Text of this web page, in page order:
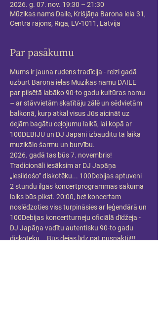
2026. g. 07. nov. 19:30 – 21:30
Mūzikas nams Daile, Krišjāņa Barona iela 31,
Centra rajons, Rīga, LV-1011, Latvija
Par pasākumu
Mums ir jauna rudens tradīcija - reizi gadā
uzburt Barona ielas Mūzikas namu DAILE
par pilsētā labāko 90-to gadu kultūras namu
– ar stāvvietām skatītāju zālē un sēdvietām
balkonā, kurp atkal visus Jūs aicināt uz
dejām bagātu ceļojumu laikā, lai kopā ar
100DEBIJU un DJ Japāni izbaudītu tā laika
muzikālo šarmu un burvību.
2026. gadā tas būs 7. novembris!
Tradicionāli iesāksim ar DJ Japāņa
„iesildošo” diskotēku... 100Debijas aptuveni
2 stundu ilgās koncertprogrammas sākuma
laiks būs plkst. 20:00, bet koncertam
noslēdzoties viss turpināsies ar leģendārā un
100Debijas koncertturneju oficiālā dīdžeja -
DJ Japāņa vadītu autentisku 90-to gadu
diskotēku... Būs dejas līdz pat pusnaktij!!!